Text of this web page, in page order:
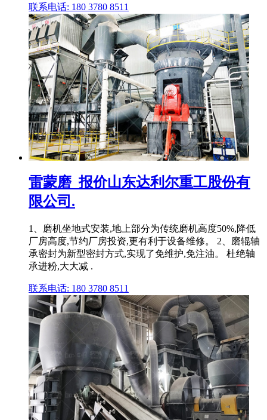
联系电话: 180 3780 8511
雷蒙磨_报价山东达利尔重工股份有
限公司.
1、磨机坐地式安装,地上部分为传统磨机高度50%,降低
厂房高度,节约厂房投资,更有利于设备维修。 2、磨辊轴
承密封为新型密封方式,实现了免维护,免注油。 杜绝轴
承进粉,大大减 .
联系电话: 180 3780 8511